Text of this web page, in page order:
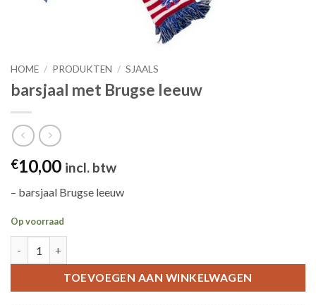
HOME / PRODUKTEN / SJAALS
barsjaal met Brugse leeuw
€10,00 incl. btw
– barsjaal Brugse leeuw
Op voorraad
TOEVOEGEN AAN WINKELWAGEN